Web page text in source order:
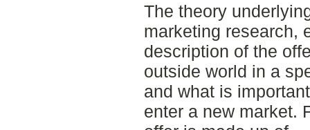
The theory
marketing research,
description of the
outside world in a
and what is
enter a new market.